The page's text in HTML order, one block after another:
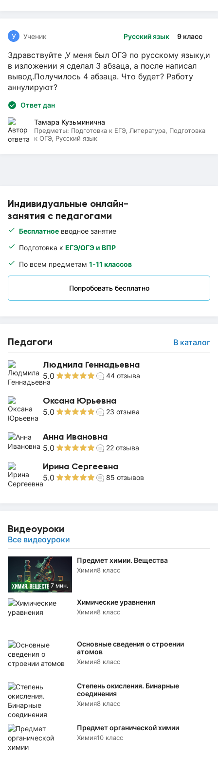
Индивидуальные онлайн-
занятия с педагогами
Бесплатное вводное занятие
Подготовка к ЕГЭ/ОГЭ и ВПР
По всем предметам 1-11 классов
Попробовать бесплатно
Педагоги В каталог
Людмила Геннадьевна
5.0 44 отзыва
Оксана Юрьевна
5.0 23 отзыва
Анна Ивановна
5.0 22 отзыва
Ирина Сергеевна
5.0 85 отзывов
Видеоуроки
Все видеоуроки
7 мин.
Предмет химии. Вещества
Химия8 класс
Химические уравнения
Химия8 класс
Основные сведения о строении
атомов
Химия8 класс
Степень окисления. Бинарные
соединения
Химия8 класс
Предмет органической химии
Химия10 класс
Русский язык 9 класс
У Ученик
Здравствуйте ,У меня был ОГЭ по русскому языку,и
в изложении я сделал 3 абзаца, а после написал
вывод.Получилось 4 абзаца. Что будет? Работу
аннулируют?
Ответ дан
Тамара Кузьминична
Предметы: Подготовка к ЕГЭ, Литература, Подготовка
к ОГЭ, Русский язык